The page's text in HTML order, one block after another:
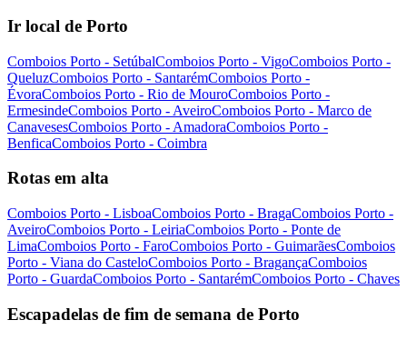
Ir local de Porto
Comboios Porto - SetúbalComboios Porto - VigoComboios Porto -
QueluzComboios Porto - SantarémComboios Porto -
ÉvoraComboios Porto - Rio de MouroComboios Porto -
ErmesindeComboios Porto - AveiroComboios Porto - Marco de
CanavesesComboios Porto - AmadoraComboios Porto -
BenficaComboios Porto - Coimbra
Rotas em alta
Comboios Porto - LisboaComboios Porto - BragaComboios Porto -
AveiroComboios Porto - LeiriaComboios Porto - Ponte de
LimaComboios Porto - FaroComboios Porto - GuimarãesComboios
Porto - Viana do CasteloComboios Porto - BragançaComboios
Porto - GuardaComboios Porto - SantarémComboios Porto - Chaves
Escapadelas de fim de semana de Porto